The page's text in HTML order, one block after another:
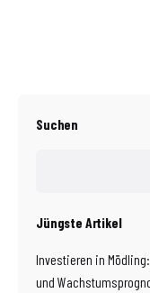
Suchen
Jüngste Artikel
Investieren in
und